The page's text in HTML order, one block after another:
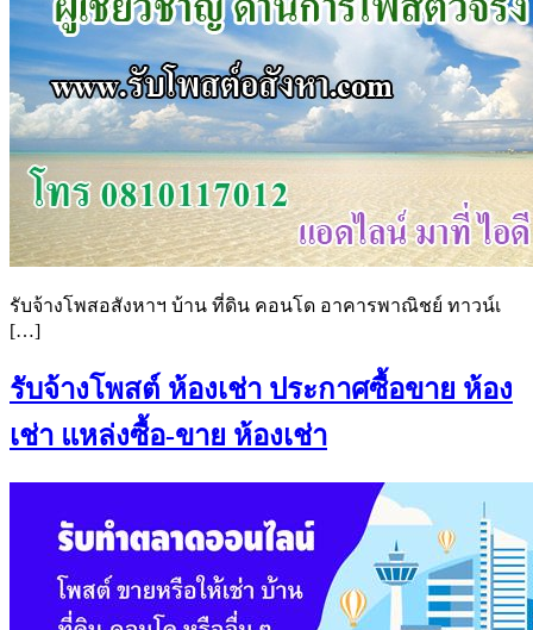
รับจ้างโพสอสังหาฯ บ้าน ที่ดิน คอนโด อาคารพาณิชย์ ทาวน์เ
[…]
รับจ้างโพสต์ ห้องเช่า ประกาศซื้อขาย ห้อง
เช่า แหล่งซื้อ-ขาย ห้องเช่า